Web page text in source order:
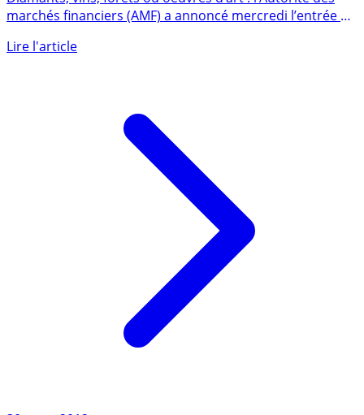
marchés financiers (AMF) a annoncé mercredi l’entrée en